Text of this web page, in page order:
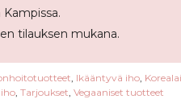
tilauksen mukana.
Ikääntyvä iho,
, Tarjoukset Vegaaniset tuotteet